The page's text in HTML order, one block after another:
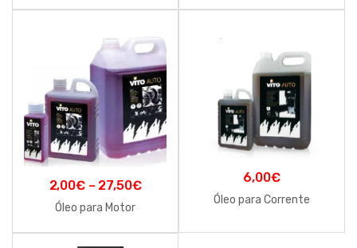
2,00€– 27,50€
Óleo para Motor
6,00€
Óleo para Corrente